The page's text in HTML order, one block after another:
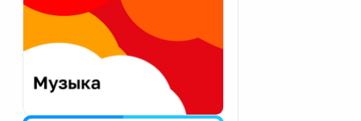
Екатеринбург
Калининград
Калуга